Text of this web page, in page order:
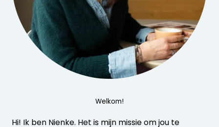
Welkom!
Hi! Ik ben Nienke. Het is mijn missie om jou te